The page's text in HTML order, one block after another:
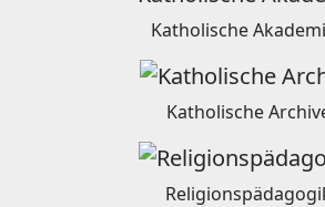
Katholische
Katholische